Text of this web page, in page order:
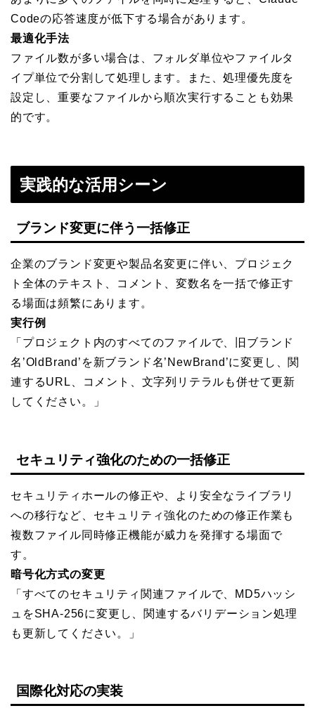
Codeの応答速度が低下する場合があります。
最適化手法
ファイル数が多い場合は、フォルダ単位やファイルタ
イプ単位で分割して処理します。また、処理優先度を
設定し、重要なファイルから順次実行することも効果
的です。
実践的な活用シーン
ブランド変更に伴う一括修正
企業のブランド変更や製品名変更に伴い、プロジェク
ト全体のテキスト、コメント、変数名を一括で修正す
る場面は頻繁にあります。
実行例
「プロジェクト内のすべてのファイルで、旧ブランド
名’OldBrand’を新ブランド名’NewBrand’に変更し、関
連するURL、コメント、文字列リテラルも併せて更新
してください。」
セキュリティ強化のための一括修正
セキュリティホールの修正や、より安全なライブラリ
への移行など、セキュリティ強化のための修正作業も
複数ファイル同時修正機能が威力を発揮する場面で
す。
暗号化方式の変更
「すべてのセキュリティ関連ファイルで、MD5ハッシ
ュをSHA-256に変更し、関連するバリデーション処理
も更新してください。」
国際化対応の実装